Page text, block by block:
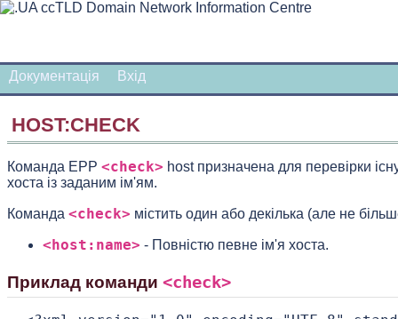
Документація Вхiд
HOST:CHECK
Команда EPP <check> host призначена для перевірки
хоста із заданим ім'ям.
Команда <check> містить один або декілька (але не
<host:name> - Повністю певне ім'я хоста.
Приклад команди <check>